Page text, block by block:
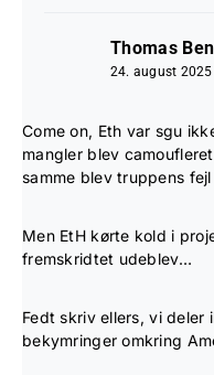
Thomas
24. august
Come on, Eth var sgu
mangler blev
samme blev truppens
Men EtH kørte kold i
fremskridtet udeblev…
Fedt skriv ellers, vi deler
bekymringer omkring